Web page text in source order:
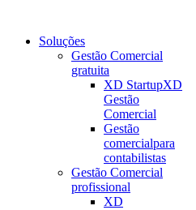
Soluções
Gestão Comercial
gratuita
XD StartupXD
Gestão
Comercial
Gestão
comercialpara
contabilistas
Gestão Comercial
profissional
XD